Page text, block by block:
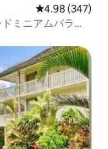
レビュー347
4.98 (347)
ミニアムパラダ